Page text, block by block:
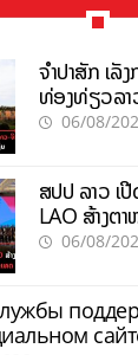
ຈຳປາສັກ ເລັ່
ທ່ອງທ່ຽວລາ
ກະຕຸ້ນເສດຖ
06/08/
ສປປ ລາວ ເປີ
LAO ສ້າງຕ
ພະຍາດລະບາ
06/08/